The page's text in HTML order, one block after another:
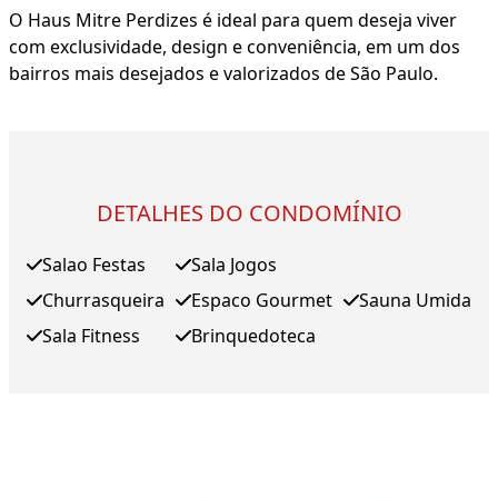
O Haus Mitre Perdizes é ideal para quem deseja viver
com exclusividade, design e conveniência, em um dos
bairros mais desejados e valorizados de São Paulo.
DETALHES DO CONDOMÍNIO
Salao Festas
Churrasqueira
Sala Fitness
Sala Jogos
Espaco Gourmet
Brinquedoteca
Sauna Umida